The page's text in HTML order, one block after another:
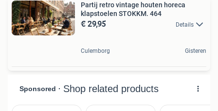
Partij retro vintage houten horeca
klapstoelen STOKKM. 464
€ 29,95 Details
Culemborg Gisteren